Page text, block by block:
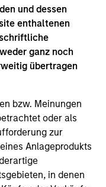
und dessen
enthaltenen
ganz noch
übertragen
bzw. Meinungen
oder als
zur
Anlageprodukts
in denen
informational
herein does
as an
to sell or a
in any
under the
such jurisdiction.
a loss of principal.
for important
additional risk